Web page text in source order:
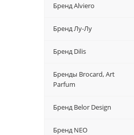
Бренд Alviero
Бренд Лу-Лу
Бренд Dilis
Бренды Brocard, Art
Parfum
Бренд Belor Design
Бренд NEO